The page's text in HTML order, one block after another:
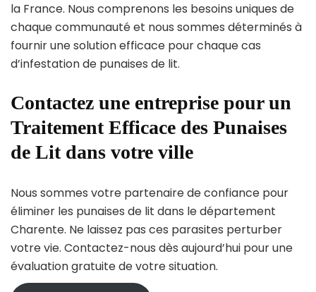
la France. Nous comprenons les besoins uniques de
chaque communauté et nous sommes déterminés à
fournir une solution efficace pour chaque cas
d’infestation de punaises de lit.
Contactez une entreprise pour un
Traitement Efficace des Punaises
de Lit dans votre ville
Nous sommes votre partenaire de confiance pour
éliminer les punaises de lit dans le département
Charente. Ne laissez pas ces parasites perturber
votre vie. Contactez-nous dès aujourd’hui pour une
évaluation gratuite de votre situation.